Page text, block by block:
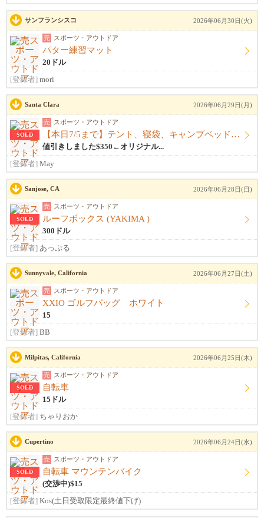
サンフランシスコ 2026年06月30日(火)
売 スポーツ・アウトドア
パター練習マット
20ドル
[登録者] mori
Santa Clara 2026年06月29日(月)
SOLD
売 スポーツ・アウトドア
【本日7/5まで】テント、寝袋、キャンプベッドのセット販売
値引きしました$350←オリジナル...
[登録者] May
Sanjose, CA 2026年06月28日(日)
SOLD
売 スポーツ・アウトドア
ルーフボックス (YAKIMA )
300ドル
[登録者] あっぷる
Sunnyvale, California 2026年06月27日(土)
売 スポーツ・アウトドア
XXIO ゴルフバッグ ホワイト
15
[登録者] BB
Milpitas, California 2026年06月25日(木)
SOLD
売 スポーツ・アウトドア
自転車
15ドル
[登録者] ちゃりおか
Cupertino 2026年06月24日(水)
SOLD
売 スポーツ・アウトドア
自転車 マウンテンバイク
(交渉中)$15
[登録者] Kos(土日受取限定最終値下げ)